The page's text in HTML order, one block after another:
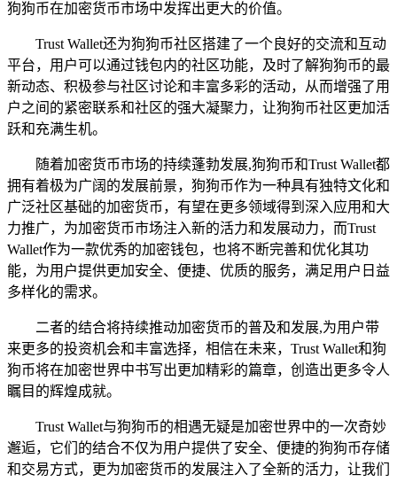
狗狗币在加密货币市场中发挥出更大的价值。
Trust Wallet还为狗狗币社区搭建了一个良好的交流和互动
平台，用户可以通过钱包内的社区功能，及时了解狗狗币的最
新动态、积极参与社区讨论和丰富多彩的活动，从而增强了用
户之间的紧密联系和社区的强大凝聚力，让狗狗币社区更加活
跃和充满生机。
随着加密货币市场的持续蓬勃发展,狗狗币和Trust Wallet都
拥有着极为广阔的发展前景，狗狗币作为一种具有独特文化和
广泛社区基础的加密货币，有望在更多领域得到深入应用和大
力推广，为加密货币市场注入新的活力和发展动力，而Trust
Wallet作为一款优秀的加密钱包，也将不断完善和优化其功
能，为用户提供更加安全、便捷、优质的服务，满足用户日益
多样化的需求。
二者的结合将持续推动加密货币的普及和发展,为用户带
来更多的投资机会和丰富选择，相信在未来，Trust Wallet和狗
狗币将在加密世界中书写出更加精彩的篇章，创造出更多令人
瞩目的辉煌成就。
Trust Wallet与狗狗币的相遇无疑是加密世界中的一次奇妙
邂逅，它们的结合不仅为用户提供了安全、便捷的狗狗币存储
和交易方式，更为加密货币的发展注入了全新的活力，让我们